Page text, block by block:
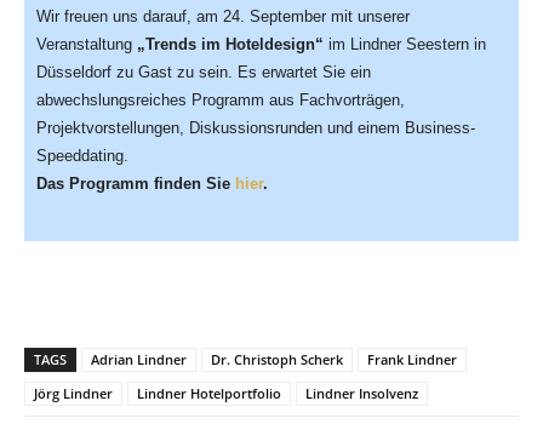
Wir freuen uns darauf, am 24. September mit unserer
Veranstaltung „Trends im Hoteldesign“ im Lindner Seestern in
Düsseldorf zu Gast zu sein. Es erwartet Sie ein
abwechslungsreiches Programm aus Fachvorträgen,
Projektvorstellungen, Diskussionsrunden und einem Business-
Speeddating.
Das Programm finden Sie hier.
TAGS Adrian Lindner Dr. Christoph Scherk
Frank Lindner
Jörg Lindner
Lindner Hotelportfolio Lindner Insolvenz